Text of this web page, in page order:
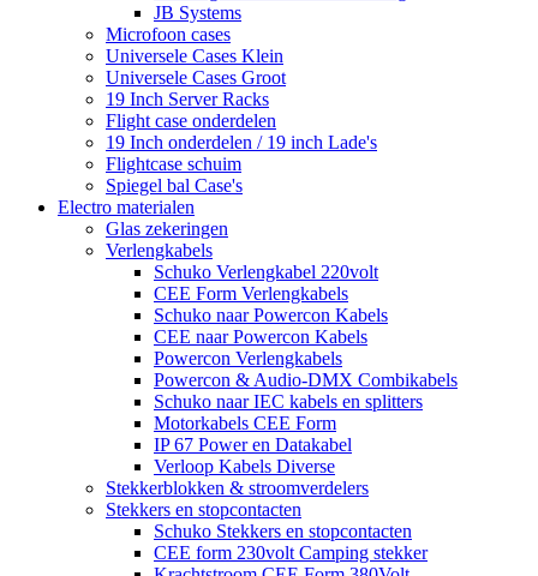
JB Systems
Microfoon cases
Universele Cases Klein
Universele Cases Groot
19 Inch Server Racks
Flight case onderdelen
19 Inch onderdelen / 19 inch Lade's
Flightcase schuim
Spiegel bal Case's
Electro materialen
Glas zekeringen
Verlengkabels
Schuko Verlengkabel 220volt
CEE Form Verlengkabels
Schuko naar Powercon Kabels
CEE naar Powercon Kabels
Powercon Verlengkabels
Powercon & Audio-DMX Combikabels
Schuko naar IEC kabels en splitters
Motorkabels CEE Form
IP 67 Power en Datakabel
Verloop Kabels Diverse
Stekkerblokken & stroomverdelers
Stekkers en stopcontacten
Schuko Stekkers en stopcontacten
CEE form 230volt Camping stekker